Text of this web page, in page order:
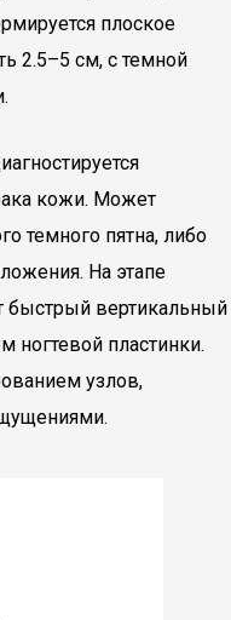
плоское
2.5–5 см, с темной
кожи. Может
темного пятна, либо
На этапе
быстрый вертикальный
ногтевой пластинки.
узлов,